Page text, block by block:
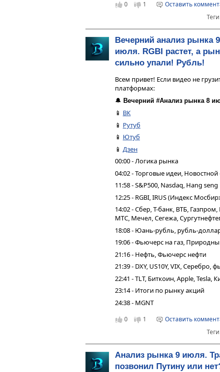
0 1
Оставить
Вечерний анализ рынка 9
июля. RGBI растет, а
сильно упали! Рубль!
Всем привет! Если видео не
платформах:
🔔 Вечерний #Анализ рынка 8
📱 ВК
📱 Рутуб
📱 Ютуб
📱 Дзен
00:00 - Логика рынка
04:02 - Торговые идеи,
11:58 - S&P500, Nasdaq, Hang seng
12:25 - RGBI, IRUS (Индекс
14:02 - Сбер, Т-банк, ВТБ,
МТС, Мечел, Сегежа,
18:08 - Юань-рубль, рубль-
19:06 - Фьючерс на газ,
21:16 - Нефть, Фьючерс нефти
21:39 - DXY, US10Y, VIX,
22:41 - TLT, Биткоин, Apple, Tesla,
23:14 - Итоги по рынку акций
24:38 - MGNT
0 1
Оставить
Анализ рынка 9 июля.
позвонил Путину или